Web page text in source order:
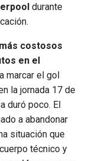
durante
costosos
en el
marcar el gol
la jornada 17 de
duró poco. El
a abandonar
situación que
técnico y